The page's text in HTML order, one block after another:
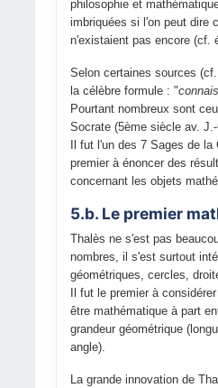
philosophie et
imbriquées si l'on peut dire
n'existaient pas encore (cf.
Selon certaines sources
la célèbre formule : "
Pourtant nombreux sont
Socrate (5ème siècle av.
Il fut l'un des 7 Sages de
premier à énoncer des
concernant les objets
5.b. Le premier
Thalès ne s'est pas
nombres, il s'est surtout
géométriques, cercles,
Il fut le premier à
être mathématique à part
grandeur géométrique
angle).
La grande innovation de